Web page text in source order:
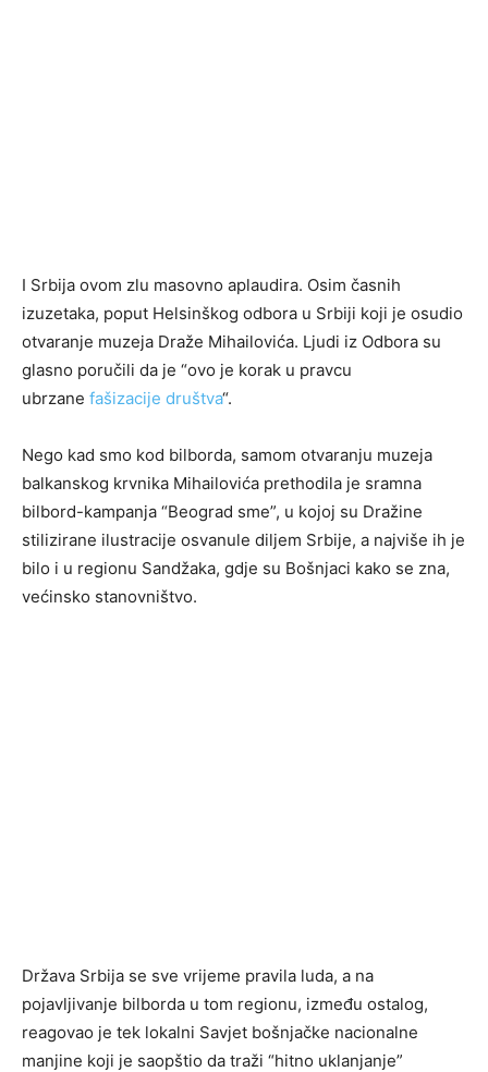
I Srbija ovom zlu masovno aplaudira. Osim časnih
izuzetaka, poput Helsinškog odbora u Srbiji koji je osudio
otvaranje muzeja Draže Mihailovića. Ljudi iz Odbora su
glasno poručili da je “ovo je korak u pravcu
ubrzane fašizacije društva“.
Nego kad smo kod bilborda, samom otvaranju muzeja
balkanskog krvnika Mihailovića prethodila je sramna
bilbord-kampanja “Beograd sme”, u kojoj su Dražine
stilizirane ilustracije osvanule diljem Srbije, a najviše ih je
bilo i u regionu Sandžaka, gdje su Bošnjaci kako se zna,
većinsko stanovništvo.
Država Srbija se sve vrijeme pravila luda, a na
pojavljivanje bilborda u tom regionu, između ostalog,
reagovao je tek lokalni Savjet bošnjačke nacionalne
manjine koji je saopštio da traži “hitno uklanjanje”